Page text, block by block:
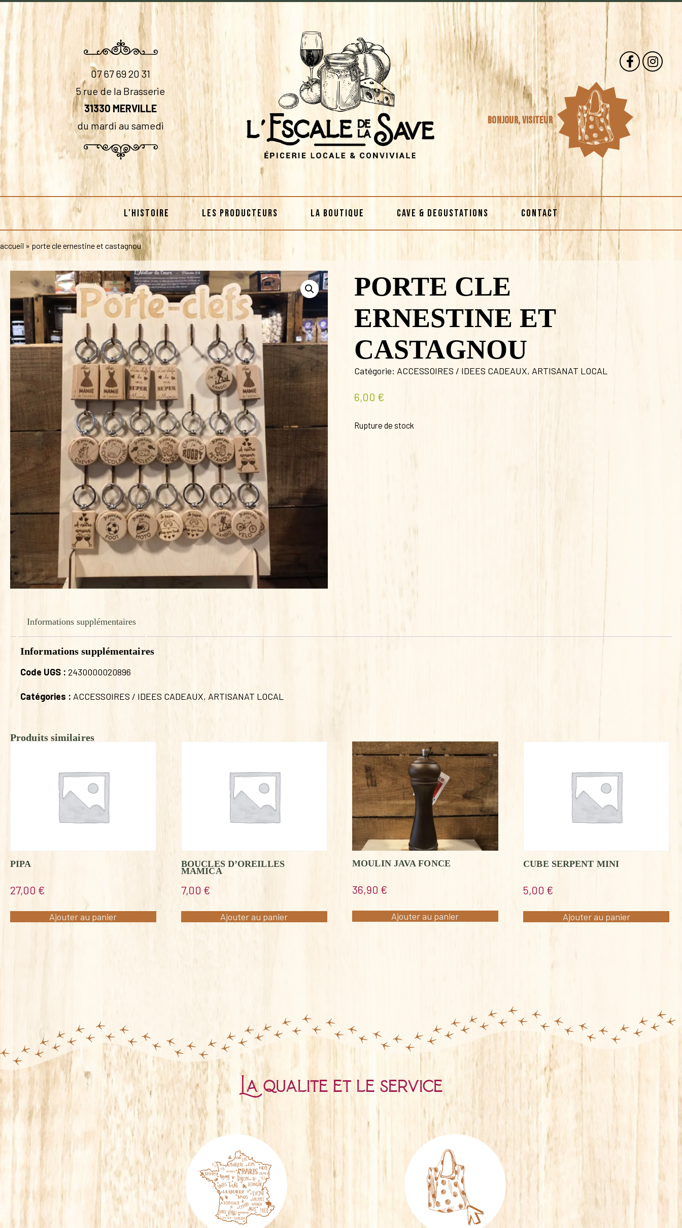
07 67 69 20 31
5 rue de la Brasserie
31330 MERVILLE
du mardi au samedi
Bonjour,visiteur
L’HISTOIRE LES PRODUCTEURS LA BOUTIQUE CAVE & DEGUSTATIONS CONTACT
accueil »porte cle ernestine et castagnou
PORTE CLE
ERNESTINE ET
CASTAGNOU
Catégorie: ACCESSOIRES / IDEES CADEAUX, ARTISANAT LOCAL
6,00 €
Rupture de stock
Informations supplémentaires
Informations supplémentaires
Code UGS : 2430000020896
Catégories : ACCESSOIRES / IDEES CADEAUX, ARTISANAT LOCAL
Produits similaires
PIPA
27,00 €
Ajouter au panier
BOUCLES D’OREILLES
MAMICA
7,00 €
Ajouter au panier
MOULIN JAVA FONCE
36,90 €
Ajouter au panier
CUBE SERPENT MINI
5,00 €
Ajouter au panier
La qualité et le service